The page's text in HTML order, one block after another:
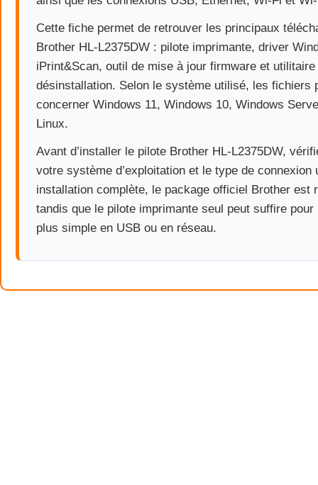
Cette fiche permet de retrouver les principaux
Brother HL-L2375DW : pilote imprimante, driver
iPrint&Scan, outil de mise à jour firmware et utilitaire
désinstallation. Selon le système utilisé, les fichiers
concerner Windows 11, Windows 10, Windows
Linux.
Avant d’installer le pilote Brother HL-L2375DW,
votre système d’exploitation et le type de connexion
installation complète, le package officiel Brother est
tandis que le pilote imprimante seul peut suffire pour
plus simple en USB ou en réseau.